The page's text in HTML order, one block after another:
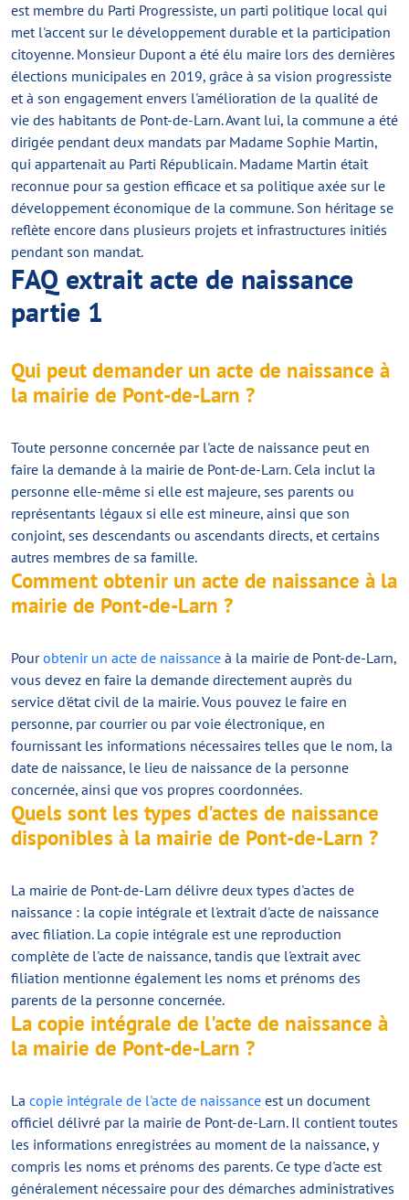
est membre du Parti Progressiste, un parti politique local qui
met l'accent sur le développement durable et la participation
citoyenne. Monsieur Dupont a été élu maire lors des dernières
élections municipales en 2019, grâce à sa vision progressiste
et à son engagement envers l'amélioration de la qualité de
vie des habitants de Pont-de-Larn. Avant lui, la commune a été
dirigée pendant deux mandats par Madame Sophie Martin,
qui appartenait au Parti Républicain. Madame Martin était
reconnue pour sa gestion efficace et sa politique axée sur le
développement économique de la commune. Son héritage se
reflète encore dans plusieurs projets et infrastructures initiés
pendant son mandat.
FAQ extrait acte de naissance
partie 1
Qui peut demander un acte de naissance à
la mairie de Pont-de-Larn ?
Toute personne concernée par l'acte de naissance peut en
faire la demande à la mairie de Pont-de-Larn. Cela inclut la
personne elle-même si elle est majeure, ses parents ou
représentants légaux si elle est mineure, ainsi que son
conjoint, ses descendants ou ascendants directs, et certains
autres membres de sa famille.
Comment obtenir un acte de naissance à la
mairie de Pont-de-Larn ?
Pourobtenir un acte de naissance à la mairie de Pont-de-Larn,
vous devez en faire la demande directement auprès du
service d'état civil de la mairie. Vous pouvez le faire en
personne, par courrier ou par voie électronique, en
fournissant les informations nécessaires telles que le nom, la
date de naissance, le lieu de naissance de la personne
concernée, ainsi que vos propres coordonnées.
Quels sont les types d'actes de naissance
disponibles à la mairie de Pont-de-Larn ?
La mairie de Pont-de-Larn délivre deux types d'actes de
naissance : la copie intégrale et l'extrait d'acte de naissance
avec filiation. La copie intégrale est une reproduction
complète de l'acte de naissance, tandis que l'extrait avec
filiation mentionne également les noms et prénoms des
parents de la personne concernée.
La copie intégrale de l'acte de naissance à
la mairie de Pont-de-Larn ?
La copie intégrale de l'acte de naissance est un document
officiel délivré par la mairie de Pont-de-Larn. Il contient toutes
les informations enregistrées au moment de la naissance, y
compris les noms et prénoms des parents. Ce type d'acte est
généralement nécessaire pour des démarches administratives